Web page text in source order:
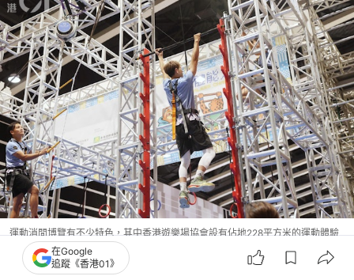
運動消閒博覽有不少特色，其中香港遊樂場協會設有佔地228平方米的運動體驗
區。（鄧倩螢攝）
在Google
追蹤《香港01》